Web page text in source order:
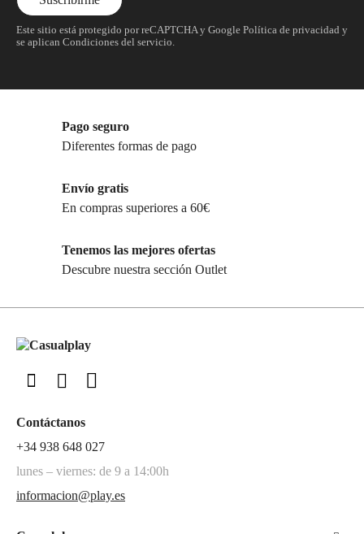
Este sitio está protegido por reCAPTCHA y Google Política de privacidad y
se aplican Condiciones del servicio.
Pago seguro
Diferentes formas de pago
Envío gratis
En compras superiores a 60€
Tenemos las mejores ofertas
Descubre nuestra sección Outlet
Contáctanos
+34 938 648 027
lunes – viernes: de 9 a 14:00h
informacion@play.es